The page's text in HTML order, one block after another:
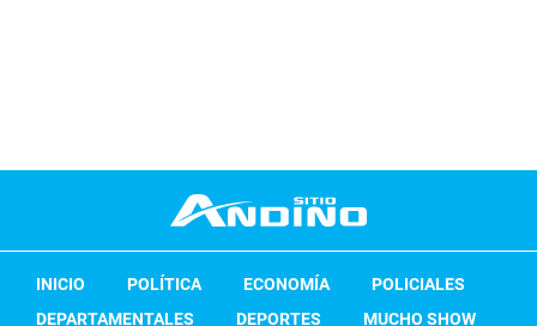
INICIO POLÍTICA ECONOMÍA
POLICIALES
DEPARTAMENTALES
DEPORTES MUCHO SHOW